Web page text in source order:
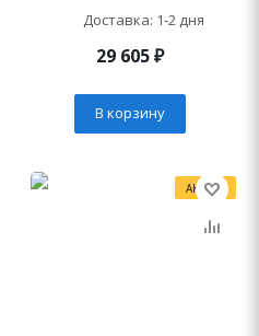
Доставка: 1-2 дня
29 605₽
В корзину
АКЦИЯ